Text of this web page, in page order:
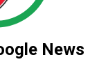
News